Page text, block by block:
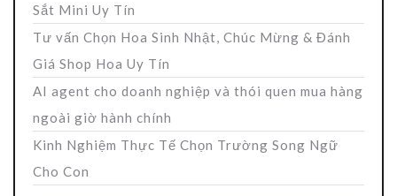
Sắt Mini Uy Tín
Tư vấn Chọn Hoa Sinh Nhật, Chúc Mừng & Đánh
Giá Shop Hoa Uy Tín
AI agent cho doanh nghiệp và thói quen mua hàng
ngoài giờ hành chính
Kinh Nghiệm Thực Tế Chọn Trường Song Ngữ
Cho Con